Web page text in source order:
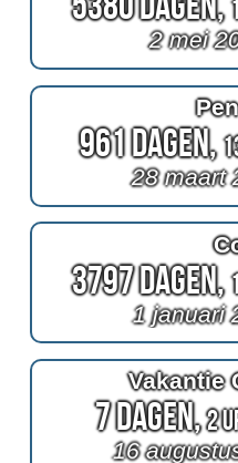
2 mei
961 Dagen,
28 maart
3797 Dagen,
1 januari
Vakantie
7 Dagen,2
16